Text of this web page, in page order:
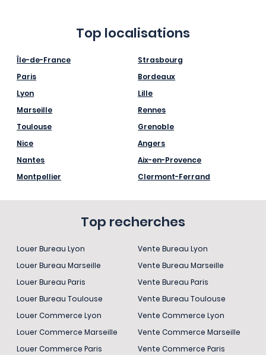
Top localisations
Île-de-France
Paris
Lyon
Marseille
Toulouse
Nice
Nantes
Montpellier
Strasbourg
Bordeaux
Lille
Rennes
Grenoble
Angers
Aix-en-Provence
Clermont-Ferrand
Top recherches
Louer Bureau Lyon
Louer Bureau Marseille
Louer Bureau Paris
Louer Bureau Toulouse
Louer Commerce Lyon
Louer Commerce Marseille
Louer Commerce Paris
Vente Bureau Lyon
Vente Bureau Marseille
Vente Bureau Paris
Vente Bureau Toulouse
Vente Commerce Lyon
Vente Commerce Marseille
Vente Commerce Paris